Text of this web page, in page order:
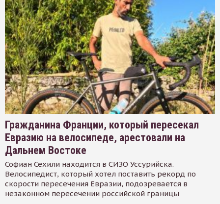
Гражданина Франции, который пересекал
Евразию на велосипеде, арестовали на
Дальнем Востоке
Софиан Сехили находится в СИЗО Уссурийска.
Велосипедист, который хотел поставить рекорд по
скорости пересечения Евразии, подозревается в
незаконном пересечении российской границы